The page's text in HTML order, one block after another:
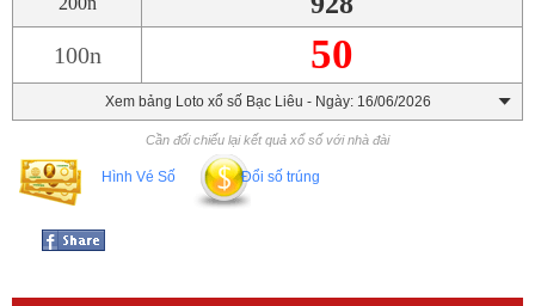
100n 50
Xem bảng Loto xổ số Bạc Liêu - Ngày: 16/06/2026
Cần đối chiếu lại kết quả xổ số với nhà đài
Hình Vé Số Đổi số trúng